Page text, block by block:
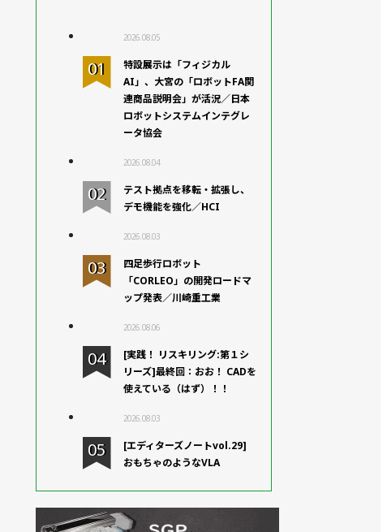
2026.08.05
特設展示は「フィジカル
AI」、大宮の「ロボットFA関
連商品説明会」が活況／日本
ロボットシステムインテグレ
ータ協会
2026.08.04
テスト拠点を移転・拡張し、
デモ機能を強化／HCI
2026.08.03
四足歩行ロボット
「CORLEO」の開発ロードマ
ップ発表／川崎重工業
2026.08.06
[実践！ リスキリング:第１シ
リーズ]最終回：おお！ CADを
使えている（はず）！！
2026.08.03
[エディターズノートvol.29]
おもちゃのようなVLA